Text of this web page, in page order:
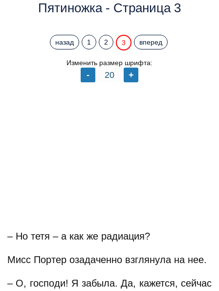
Пятиножка - Страница 3
назад 1 2 3 вперед
Изменить размер шрифта:
– Но тетя – а как же радиация?
Мисс Портер озадаченно взглянула на нее.
– О, господи! Я забыла. Да, кажется, сейчас